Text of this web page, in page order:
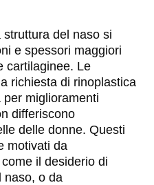
del naso si
e spessori maggiori
cartilaginee. Le
richiesta di rinoplastica
miglioramenti
differiscono
delle donne. Questi
motivati da
il desiderio di
naso, o da